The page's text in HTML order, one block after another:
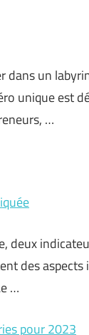
dans un
unique est
…
deux
des
…
pour 2023